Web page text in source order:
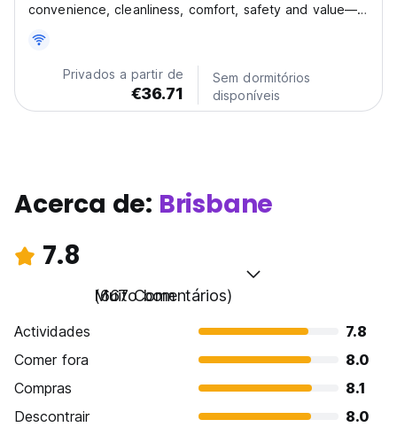
convenience, cleanliness, comfort, safety and value—in
Rooms (with immaculate shared bathrooms) through to
fully self-contained Luxury Suites. In every...
Privados a partir de
€36.71
Sem dormitórios
disponíveis
Acerca de: Brisbane
7.8
Muito bom
(667 Comentários)
Actividades
7.8
Comer fora
8.0
Compras
8.1
Descontrair
8.0